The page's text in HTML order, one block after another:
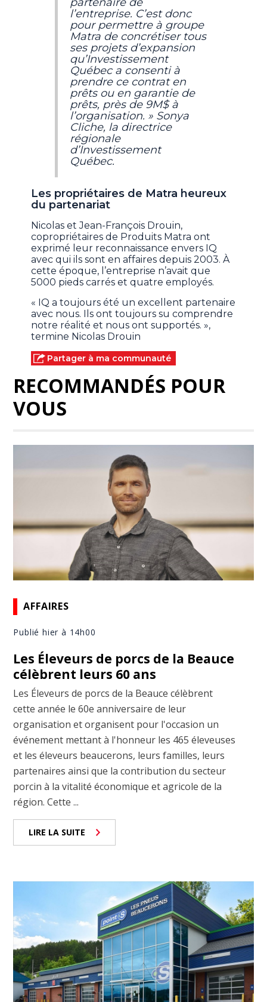
l’entreprise. C’est donc
pour permettre à groupe
Matra de concrétiser tous
ses projets d’expansion
qu’Investissement
Québec a consenti à
prendre ce contrat en
prêts ou en garantie de
prêts, près de 9M$ à
l’organisation. » Sonya
Cliche, la directrice
régionale
d’Investissement
Québec.
Les propriétaires de Matra heureux
du partenariat
Nicolas et Jean-François Drouin,
copropriétaires de Produits Matra ont
exprimé leur reconnaissance envers IQ
avec qui ils sont en affaires depuis 2003. À
cette époque, l’entreprise n’avait que
5000 pieds carrés et quatre employés.
« IQ a toujours été un excellent partenaire
avec nous. Ils ont toujours su comprendre
notre réalité et nous ont supportés. »,
termine Nicolas Drouin
Partager à ma communauté
RECOMMANDÉS POUR
VOUS
AFFAIRES
Publié hier à 14h00
Les Éleveurs de porcs de la Beauce
célèbrent leurs 60 ans
Les Éleveurs de porcs de la Beauce célèbrent
cette année le 60e anniversaire de leur
organisation et organisent pour l'occasion un
événement mettant à l'honneur les 465 éleveuses
et les éleveurs beaucerons, leurs familles, leurs
partenaires ainsi que la contribution du secteur
porcin à la vitalité économique et agricole de la
région. Cette ...
LIRE LA SUITE